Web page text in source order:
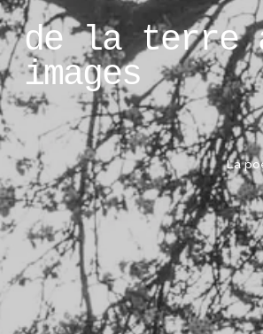
de la terre
images
La